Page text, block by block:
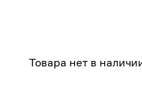
Товара нет в